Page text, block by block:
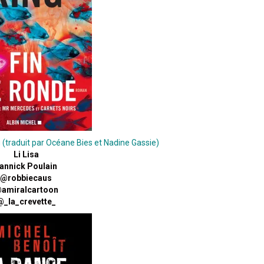
par Océane Bies et Nadine Gassie)
Li Lisa
Poulain
@robbiecaus